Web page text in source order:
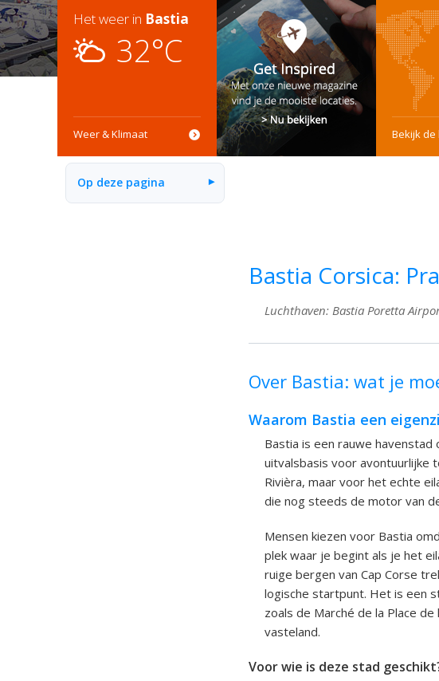
Het weer in Bastia
32°C
Weer & Klimaat Bekijk de
Op deze pagina ▾
Bastia Corsica:
Luchthaven: Bastia Poretta
Over Bastia: wat je
Waarom Bastia een
Bastia is een rauwe
uitvalsbasis voor avontuurlijke
Rivièra, maar voor het echte
die nog steeds de motor van
Mensen kiezen voor Bastia
plek waar je begint als je het
ruige bergen van Cap Corse
logische startpunt. Het is een
zoals de Marché de la Place
vasteland.
Voor wie is deze stad